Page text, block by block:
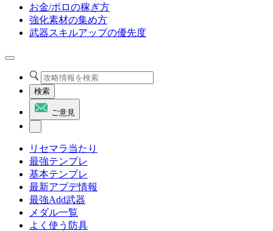
お金/ポロの稼ぎ方
強化素材の集め方
武器スキルアップの優先度
検索
ご意見
リセマラ当たり
最強テンプレ
基本テンプレ
最新アプデ情報
最強Add武器
メダル一覧
よく使う防具